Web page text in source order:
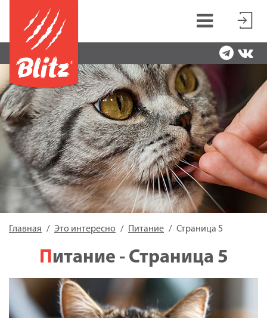
Главная Это интересно Питание Страница 5
Питание - Страница 5